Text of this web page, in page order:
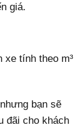
giá.
xe tính theo m³
bạn sẽ
đãi cho khách